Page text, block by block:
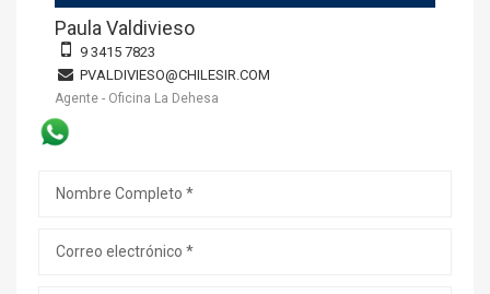
Paula Valdivieso
9 3415 7823
PVALDIVIESO@CHILESIR.COM
Agente - Oficina La Dehesa